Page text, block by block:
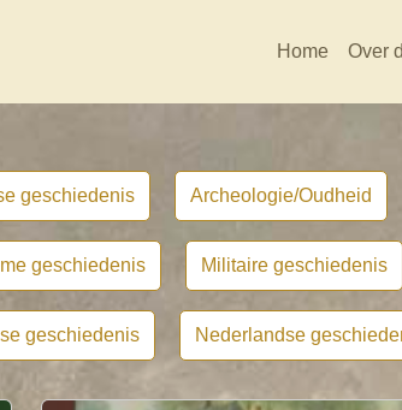
Home Over
geschiedenis Archeologie/Oudheid
geschiedenis Militaire geschiedenis
geschiedenis Nederlandse